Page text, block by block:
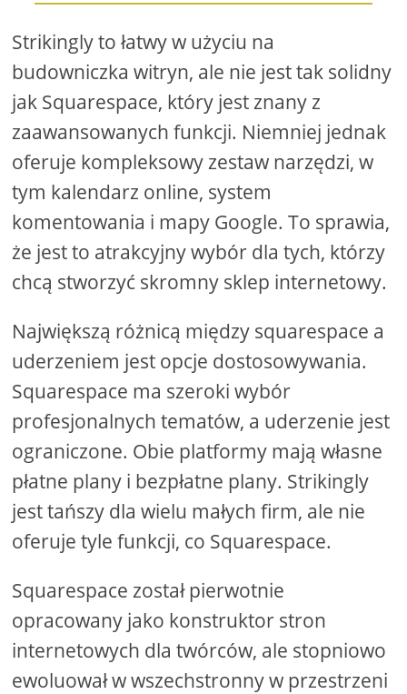
Strikingly to łatwy w użyciu na
budowniczka witryn, ale nie jest tak solidny
jak Squarespace, który jest znany z
zaawansowanych funkcji. Niemniej jednak
oferuje kompleksowy zestaw narzędzi, w
tym kalendarz online, system
komentowania i mapy Google. To sprawia,
że ​​jest to atrakcyjny wybór dla tych, którzy
chcą stworzyć skromny sklep internetowy.
Największą różnicą między squarespace a
uderzeniem jest opcje dostosowywania.
Squarespace ma szeroki wybór
profesjonalnych tematów, a uderzenie jest
ograniczone. Obie platformy mają własne
płatne plany i bezpłatne plany. Strikingly
jest tańszy dla wielu małych firm, ale nie
oferuje tyle funkcji, co Squarespace.
Squarespace został pierwotnie
opracowany jako konstruktor stron
internetowych dla twórców, ale stopniowo
ewoluował w wszechstronny w przestrzeni